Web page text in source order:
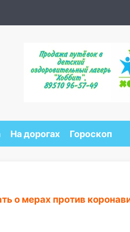
На дорогах Гороскоп
о мерах против